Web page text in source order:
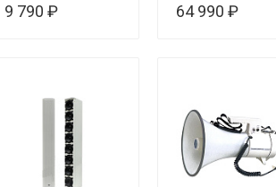
9 790 ₽ 64 990 ₽